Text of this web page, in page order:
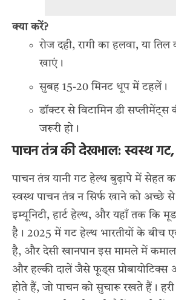
क्या करें?
रोज दही, रागी का हलवा, या
खाएं।
सुबह 15-20 मिनट धूप में टहलें।
डॉक्टर से विटामिन डी
जरूरी हो।
पाचन तंत्र की देखभाल: स्वस्थ
पाचन तंत्र यानी गट हेल्थ बुढ़ापे में सेहत
स्वस्थ पाचन तंत्र न सिर्फ खाने को अच्छे
इम्यूनिटी, हार्ट हेल्थ, और यहाँ तक कि
है। 2025 में गट हेल्थ भारतीयों के बीच
है, और देसी खानपान इस मामले में कमाल
और हल्की दालें जैसे फूड्स
होते हैं, जो पाचन को सुचारू रखते हैं।